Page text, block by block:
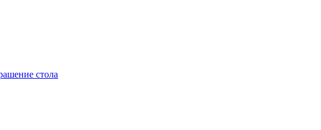
стола